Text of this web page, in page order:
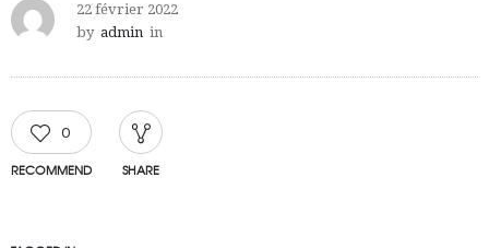
22 février 2022
by admin in
0
RECOMMEND SHARE